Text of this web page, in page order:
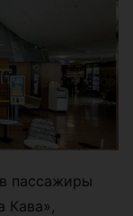
пассажиры
Кава»,